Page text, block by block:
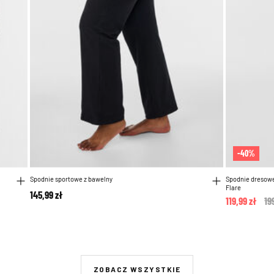
Spodnie sportowe z bawelny
145,99 zł
-40%
Spodnie
Flare
119,99 zł
ZOBACZ WSZYSTKIE